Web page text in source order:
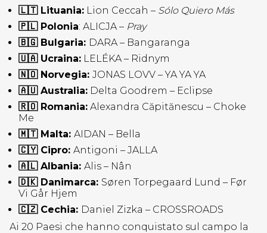
🇱🇹 Lituania: Lion Ceccah – Sólo Quiero Más
🇵🇱 Polonia: ALICJA – Pray
🇧🇬 Bulgaria: DARA – Bangaranga
🇺🇦 Ucraina: LELÉKA – Ridnym
🇳🇴 Norvegia: JONAS LOVV – YA YA YA
🇦🇺 Australia: Delta Goodrem – Eclipse
🇷🇴 Romania: Alexandra Căpitănescu – Choke
Me
🇲🇹 Malta: AIDAN – Bella
🇨🇾 Cipro: Antigoni – JALLA
🇦🇱 Albania: Alis – Nân
🇩🇰 Danimarca: Søren Torpegaard Lund – Før
Vi Går Hjem
🇨🇿 Cechia: Daniel Zizka – CROSSROADS
Ai 20 Paesi che hanno conquistato sul campo la